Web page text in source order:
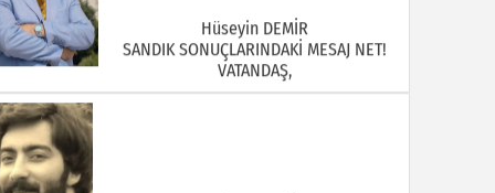
Hüseyin DEMİR
SANDIK SONUÇLARINDAKİ MESAJ NET!
VATANDAŞ,